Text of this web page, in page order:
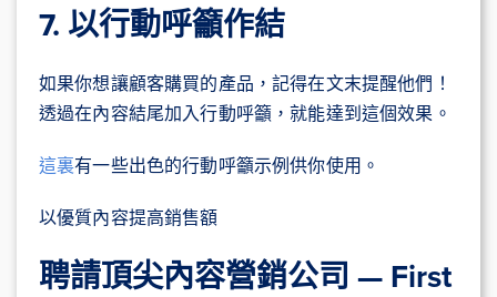
7. 以行動呼籲作結
如果你想讓顧客購買的產品，記得在文末提醒他們！
透過在內容結尾加入行動呼籲，就能達到這個效果。
這裏有一些出色的行動呼籲示例供你使用。
以優質內容提高銷售額
聘請頂尖內容營銷公司 — First